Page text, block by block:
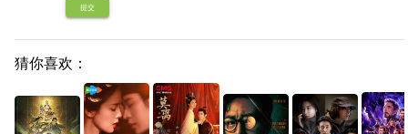
提交
猜你喜欢：